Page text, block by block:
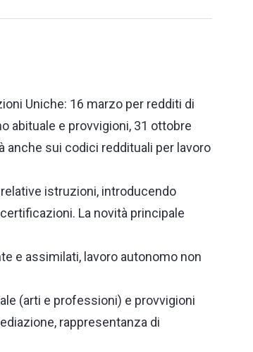
Uniche: 16 marzo per redditi di
abituale e provvigioni, 31 ottobre
anche sui codici reddituali per lavoro
relative istruzioni, introducendo
La novità principale
e assimilati, lavoro autonomo non
(arti e professioni) e provvigioni
rappresentanza di